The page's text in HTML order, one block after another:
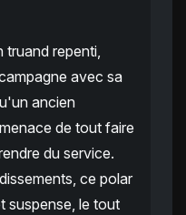
truand repenti,
avec sa
ancien
de tout faire
du service.
ce polar
suspense, le tout